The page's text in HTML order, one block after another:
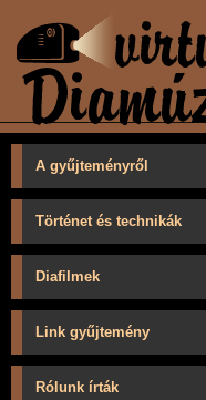
A gyűjteményről
Történet és technikák
Diafilmek
Link gyűjtemény
Rólunk írták